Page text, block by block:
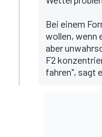
Bei einem
wollen, wenn
aber
F2
fahren", sagt